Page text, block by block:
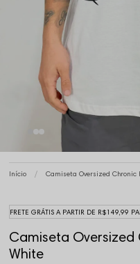
Início Camiseta Oversized Chronic
FRETE GRÁTIS A PARTIR DE R$149,99
Camiseta
White